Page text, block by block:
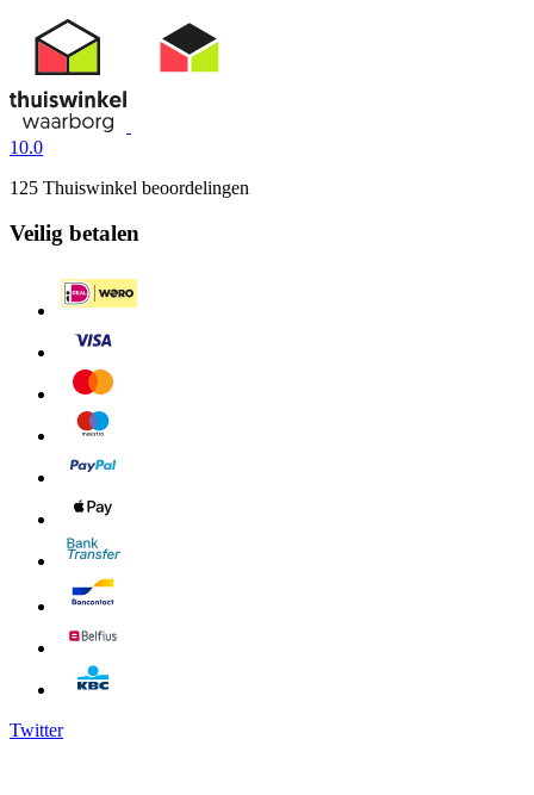
10.0
125 Thuiswinkel beoordelingen
Veilig betalen
Twitter